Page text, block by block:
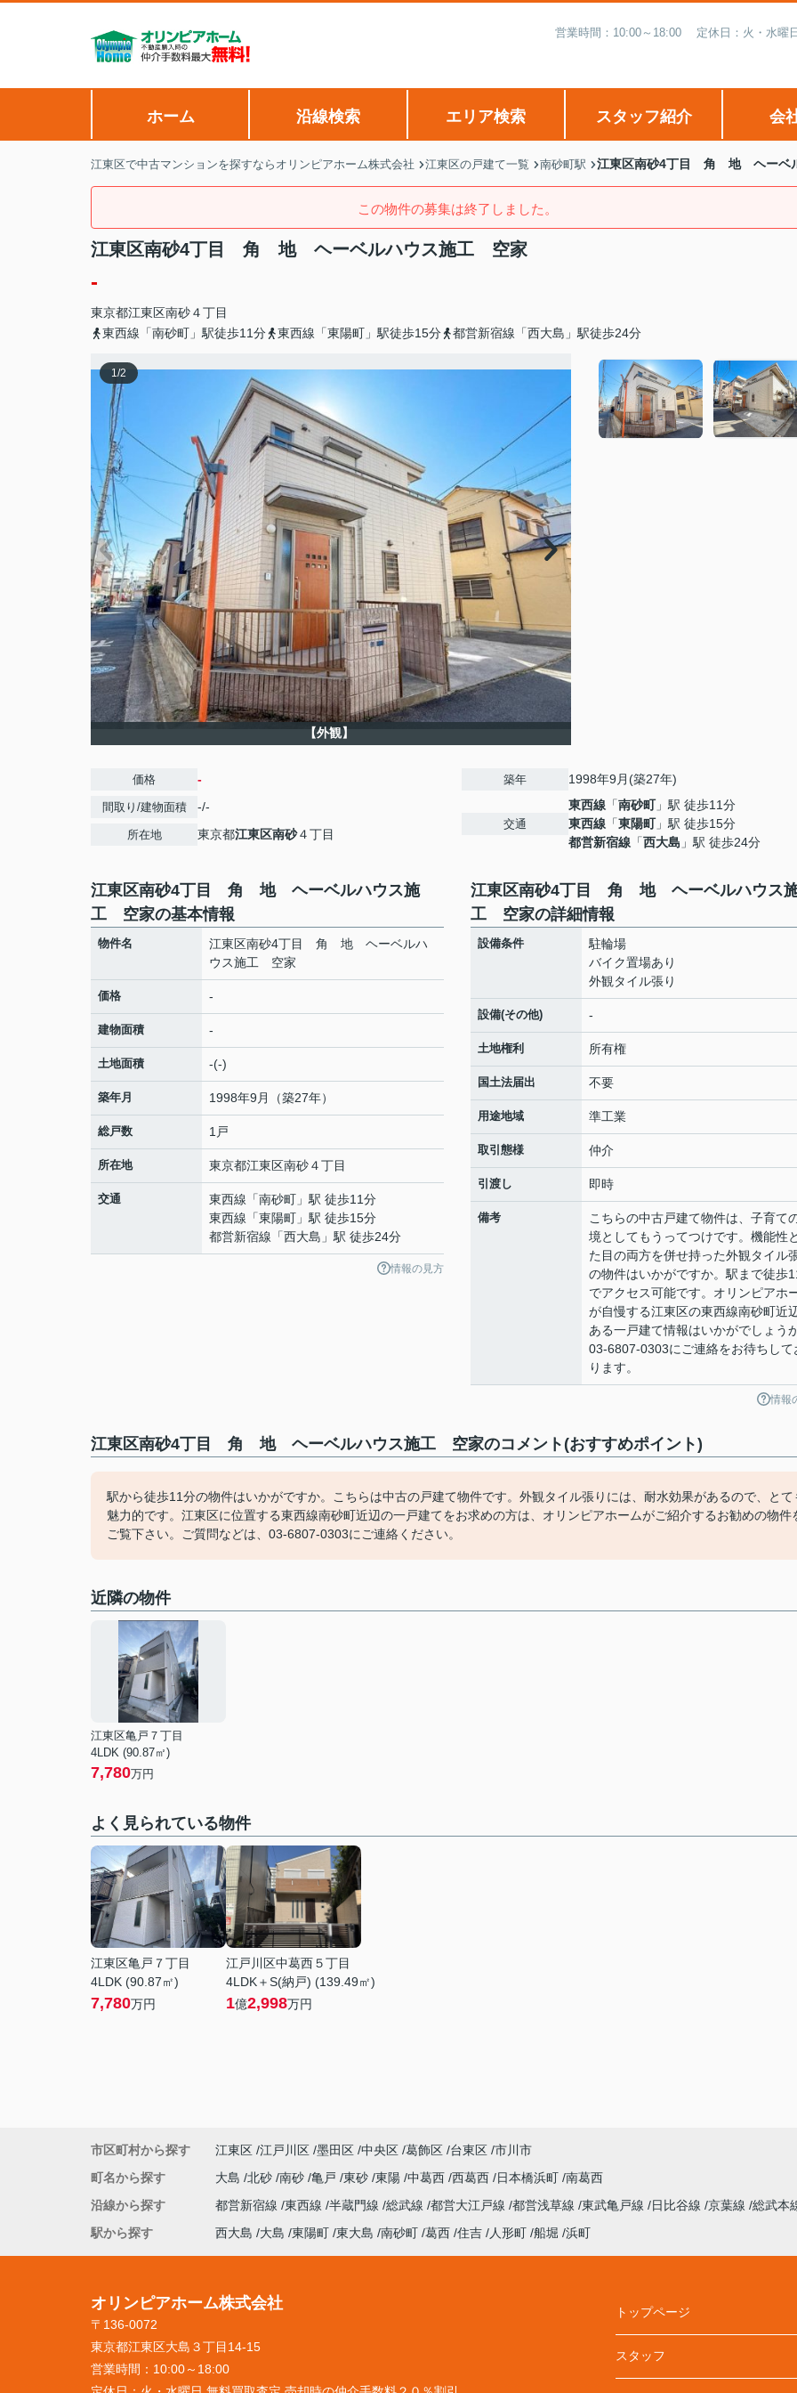
営業時間：10:00～18:00 定休日：火・水曜
ホーム 沿線検索 エリア検索 スタッフ紹介 会
江東区で中古マンションを探すならオリンピアホーム株式会社 江東区の戸建て一覧 南砂町駅 江東区南砂4丁目 角 地 ヘーベ
この物件の募集は終了しました。
江東区南砂4丁目 角 地 ヘーベルハウス施工 空家
-
東京都江東区南砂４丁目
東西線「南砂町」駅徒歩11分
東西線「東陽町」駅徒歩15分 都営新宿線「西大島」駅徒歩24分
1/2
【外観】
価格 -
間取り/建物面積 -/-
所在地 東京都江東区南砂４丁目
築年 1998年9月(築27年)
交通
東西線 「南砂町」駅 徒歩11分
東西線 「東陽町」駅 徒歩15分
都営新宿線 「西大島 」駅 徒歩24分
江東区南砂4丁目 角 地 ヘーベルハウス施
工 空家の基本情報
物件名
江東区南砂4丁目 角 地 ヘーベルハ
ウス施工 空家
価格 -
建物面積 -
土地面積 -(-)
築年月 1998年9月（築27年）
総戸数 1戸
所在地 東京都江東区南砂４丁目
交通 東西線 「南砂町 」駅 徒歩11分
東西線 「東陽町 」駅 徒歩15分
都営新宿線 「西大島 」駅 徒歩24分
情報の見方
江東区南砂4丁目 角 地 ヘーベルハウス
工 空家の詳細情報
設備条件
駐輪場
バイク置場あり
外観タイル張り
設備(その他) -
土地権利 所有権
国土法届出 不要
用途地域 準工業
取引態様 仲介
引渡し 即時
備考
こちらの中古戸建て物件は、子育て
境としてもうってつけです。機能性
た目の両方を併せ持った外観タイル
の物件はいかがですか。駅まで徒歩
でアクセス可能です。オリンピアホ
が自慢する江東区の東西線南砂町近
ある一戸建て情報はいかがでしょう
03-6807-0303にご連絡をお待ちして
ります。
情報
江東区南砂4丁目 角 地 ヘーベルハウス施工 空家のコメント(おすすめポイント)
駅から徒歩11分の物件はいかがですか。こちらは中古の戸建て物件です。外観タイル張りには、耐水効果があるので、とて
魅力的です。江東区に位置する東西線南砂町近辺の一戸建てをお求めの方は、オリンピアホームがご紹介するお勧めの物件
ご覧下さい。ご質問などは、03-6807-0303にご連絡ください。
近隣の物件
江東区亀戸７丁目
4LDK (90.87㎡)
7,780万円
よく見られている物件
江東区亀戸７丁目
4LDK (90.87㎡)
7,780万円
江戸川区中葛西５丁目
4LDK＋S(納戸) (139.49㎡)
1億2,998万円
市区町村から探す 江東区 江戸川区 墨田区 中央区 葛飾区 台東区 市川市
町名から探す
大島 北砂 南砂 亀戸 東砂 東陽 中葛西 西葛西 日本橋浜町 南葛西
沿線から探す
都営新宿線 東西線 半蔵門線 総武線 都営大江戸線 都営浅草線 東武亀戸線 日比谷線 京葉線 総武本
駅から探す
西大島 大島 東陽町 東大島 南砂町 葛西 住吉 人形町 船堀 浜町
オリンピアホーム株式会社
〒136-0072
東京都江東区大島３丁目14-15
営業時間： 10:00～18:00
トップページ
スタッフ